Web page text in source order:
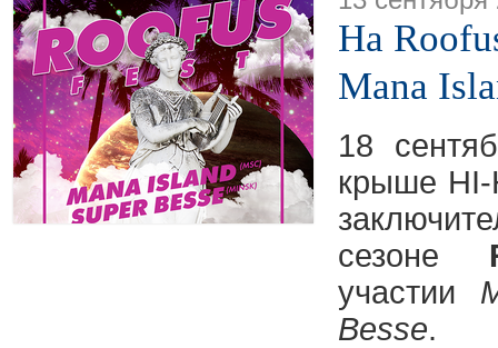
На
Mana
18
крыше HI-
сезоне
участии
Besse.